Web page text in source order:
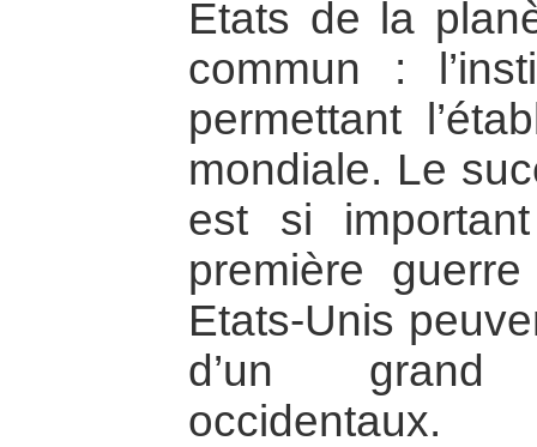
Etats de la
commun :
permettant
mondiale. Le
est si
première
Etats-Unis
d’un grand
occidentaux.